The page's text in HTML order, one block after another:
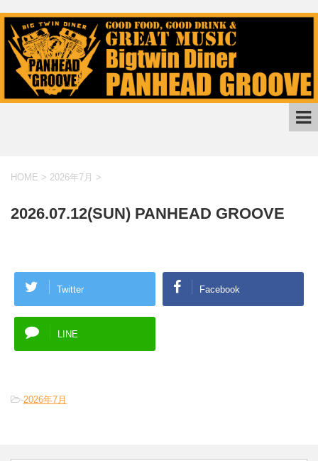
HOME > 2026年7月 >
2026.07.12(SUN) PANHEAD GROOVE
Twitter Facebook
LINE
-2026年7月